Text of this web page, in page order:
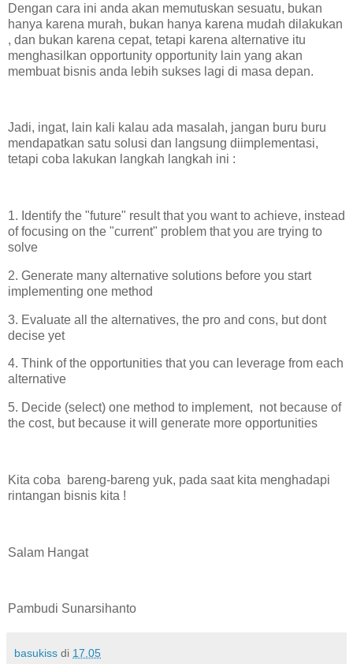
Dengan cara ini anda akan memutuskan sesuatu, bukan
hanya karena murah, bukan hanya karena mudah dilakukan
, dan bukan karena cepat, tetapi karena alternative itu
menghasilkan opportunity opportunity lain yang akan
membuat bisnis anda lebih sukses lagi di masa depan.
Jadi, ingat, lain kali kalau ada masalah, jangan buru buru
mendapatkan satu solusi dan langsung diimplementasi,
tetapi coba lakukan langkah langkah ini :
1. Identify the "future" result that you want to achieve, instead
of focusing on the "current" problem that you are trying to
solve
2. Generate many alternative solutions before you start
implementing one method
3. Evaluate all the alternatives, the pro and cons, but dont
decise yet
4. Think of the opportunities that you can leverage from each
alternative
5. Decide (select) one method to implement, not because of
the cost, but because it will generate more opportunities
Kita coba bareng-bareng yuk, pada saat kita menghadapi
rintangan bisnis kita !
Salam Hangat
Pambudi Sunarsihanto
basukiss di 17.05